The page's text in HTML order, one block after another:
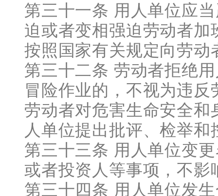
第三十一条 用人单位应
迫或者变相强迫劳动者
按照国家有关规定向劳动
第三十二条 劳动者拒绝
冒险作业的，不视为违反
劳动者对危害生命安全
人单位提出批评、检举和
第三十三条 用人单位变
或者投资人等事项，不影
第三十四条 用人单位发